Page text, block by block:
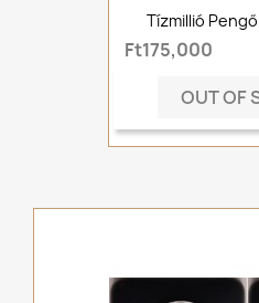
Tízmillió
Ft175,000
OUT OF